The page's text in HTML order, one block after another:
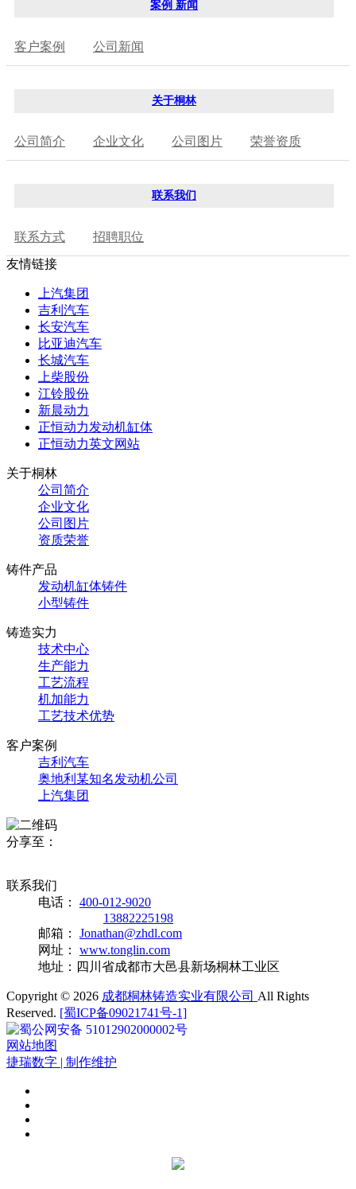
案例 新闻
客户案例 公司新闻
关于桐林
公司简介 企业文化 公司图片 荣誉资质
联系我们
联系方式
招聘职位
友情链接
上汽集团
吉利汽车
长安汽车
比亚迪汽车
长城汽车
上柴股份
江铃股份
新晨动力
正恒动力发动机缸体
正恒动力英文网站
关于桐林
公司简介
企业文化
公司图片
资质荣誉
铸件产品
发动机缸体铸件
小型铸件
铸造实力
技术中心
生产能力
工艺流程
机加能力
工艺技术优势
客户案例
吉利汽车
奥地利某知名发动机公司
上汽集团
分享至：
联系我们
电话： 400-012-9020
13882225198
邮箱： Jonathan@zhdl.com
网址： www.tonglin.com
地址：四川省成都市大邑县新场桐林工业区
Copyright © 2026 成都桐林铸造实业有限公司 All Rights
Reserved. [蜀ICP备09021741号-1]
蜀公网安备 51012902000002号
网站地图
捷瑞数字 | 制作维护